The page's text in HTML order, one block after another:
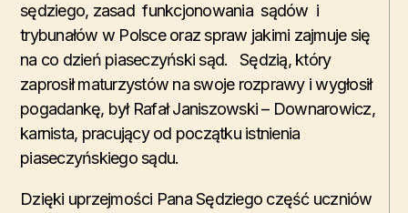
sędziego, zasad funkcjonowania sądów i
trybunałów w Polsce oraz spraw jakimi zajmuje się
na co dzień piaseczyński sąd. Sędzią, który
zaprosił maturzystów na swoje rozprawy i wygłosił
pogadankę, był Rafał Janiszowski – Downarowicz,
karnista, pracujący od początku istnienia
piaseczyńskiego sądu.
Dzięki uprzejmości Pana Sędziego część uczniów